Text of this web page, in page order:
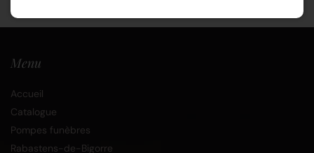
Menu
Accueil
Catalogue
Pompes funèbres
Rabastens-de-Bigorre